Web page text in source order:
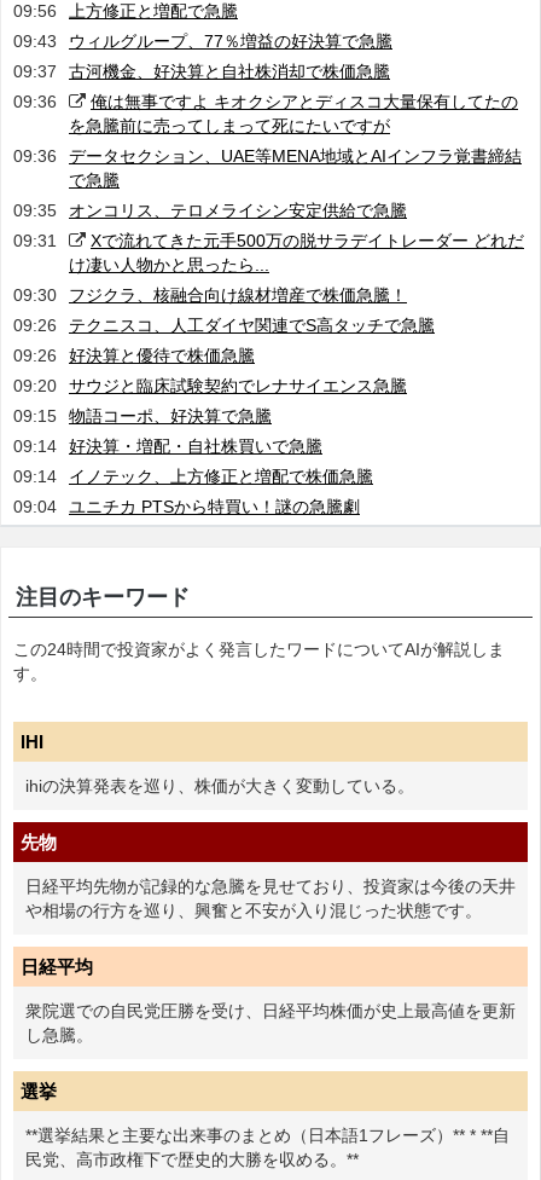
09:56
上方修正と増配で急騰
09:43
ウィルグループ、77％増益の好決算で急騰
09:37
古河機金、好決算と自社株消却で株価急騰
09:36
俺は無事ですよ キオクシアとディスコ大量保有してたの
を急騰前に売ってしまって死にたいですが
09:36
データセクション、UAE等MENA地域とAIインフラ覚書締結
で急騰
09:35
オンコリス、テロメライシン安定供給で急騰
09:31
Xで流れてきた元手500万の脱サラデイトレーダー どれだ
け凄い人物かと思ったら...
09:30
フジクラ、核融合向け線材増産で株価急騰！
09:26
テクニスコ、人工ダイヤ関連でS高タッチで急騰
09:26
好決算と優待で株価急騰
09:20
サウジと臨床試験契約でレナサイエンス急騰
09:15
物語コーポ、好決算で急騰
09:14
好決算・増配・自社株買いで急騰
09:14
イノテック、上方修正と増配で株価急騰
09:04
ユニチカ PTSから特買い！謎の急騰劇
注目のキーワード
この24時間で投資家がよく発言したワードについてAIが解説しま
す。
IHI
ihiの決算発表を巡り、株価が大きく変動している。
先物
日経平均先物が記録的な急騰を見せており、投資家は今後の天井
や相場の行方を巡り、興奮と不安が入り混じった状態です。
日経平均
衆院選での自民党圧勝を受け、日経平均株価が史上最高値を更新
し急騰。
選挙
**選挙結果と主要な出来事のまとめ（日本語1フレーズ）** * **自
民党、高市政権下で歴史的大勝を収める。**